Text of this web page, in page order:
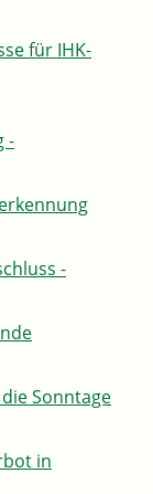
für IHK-
-
-
Sonntage
in